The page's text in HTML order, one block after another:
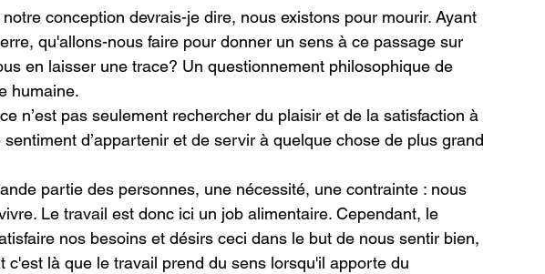
conception devrais-je dire, nous existons pour mourir. Ayant
qu'allons-nous faire pour donner un sens à ce passage sur
en laisser une trace? Un questionnement philosophique de
humaine.
n’est pas seulement rechercher du plaisir et de la satisfaction à
sentiment d’appartenir et de servir à quelque chose de plus grand
partie des personnes, une nécessité, une contrainte : nous
Le travail est donc ici un job alimentaire. Cependant, le
nos besoins et désirs ceci dans le but de nous sentir bien,
c'est là que le travail prend du sens lorsqu'il apporte du